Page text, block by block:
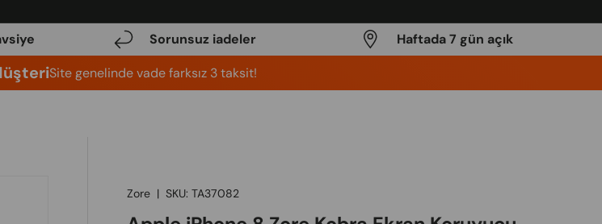
Sorunsuz iadeler Haftada 7 gün açık
Site genelinde vade farksız 3 taksit!
Zore |SKU: TA37082